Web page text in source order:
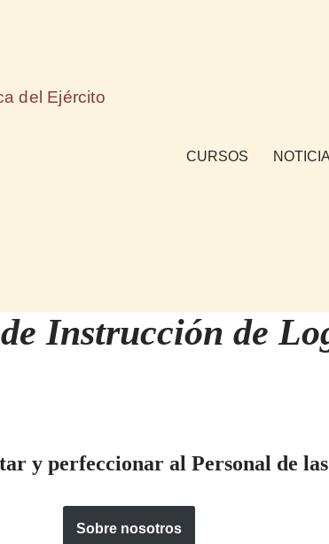
del Ejército
CURSOS
Instrucción de
y perfeccionar al Personal de
Sobre nosotros